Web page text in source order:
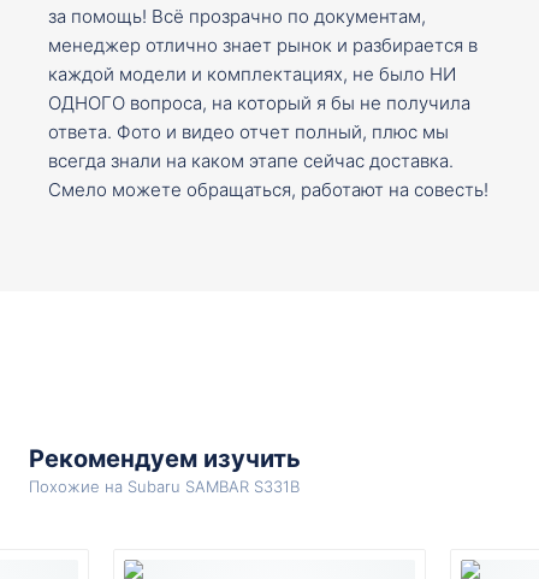
за помощь! Всё прозрачно по документам,
менеджер отлично знает рынок и разбирается в
каждой модели и комплектациях, не было НИ
ОДНОГО вопроса, на который я бы не получила
ответа. Фото и видео отчет полный, плюс мы
всегда знали на каком этапе сейчас доставка.
Смело можете обращаться, работают на совесть!
Рекомендуем изучить
Похожие на Subaru SAMBAR S331B